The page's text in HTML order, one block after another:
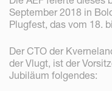
September 2018 in
Plugfest, das vom 18.
Der CTO der
der Vlugt, ist der
Jubiläum folgendes: